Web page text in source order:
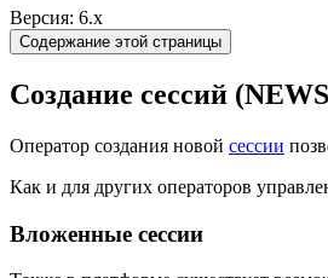
Версия: 6.x
Содержание этой страницы
Создание сессий
Оператор создания новой сессии
Как и для других операторов
Вложенные сессии